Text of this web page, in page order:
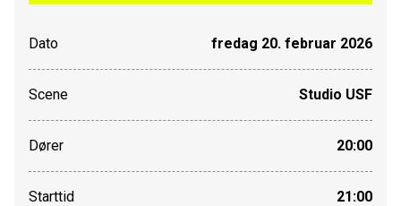
Dato fredag 20. februar 2026
Scene Studio USF
Dører 20:00
Starttid 21:00